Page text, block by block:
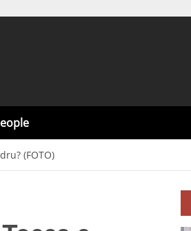
(FOTO)